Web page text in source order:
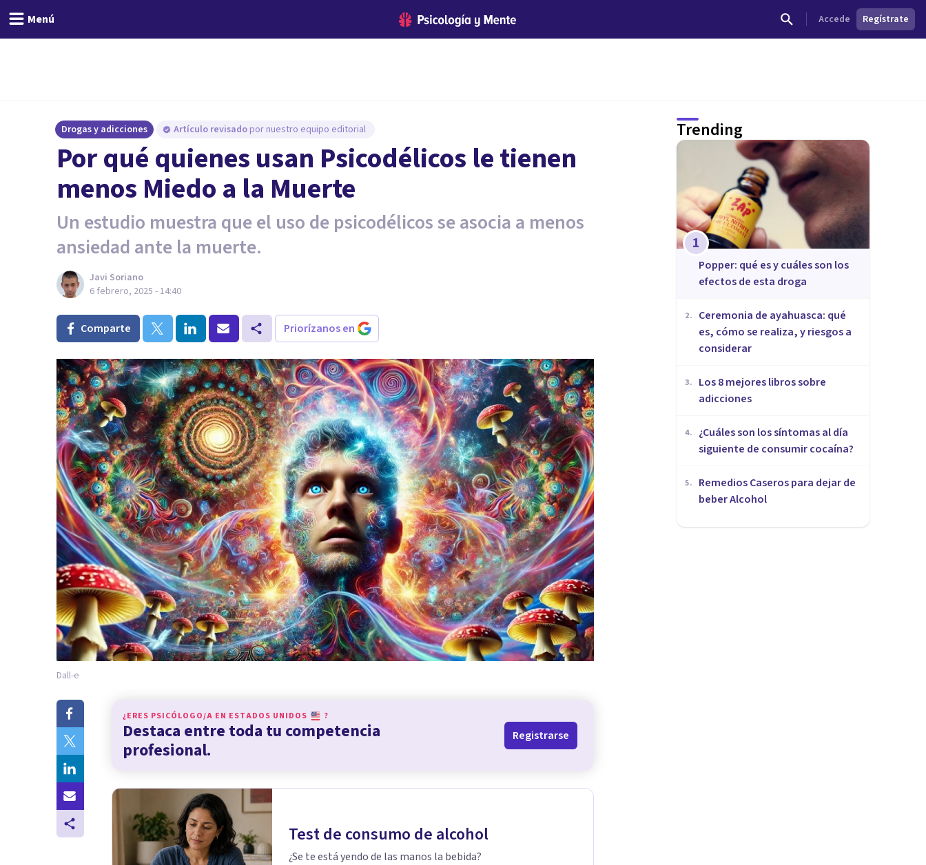
Menú Accede Regístrate
Drogas y adicciones Artículo revisado por nuestro equipo editorial
Por qué quienes usan Psicodélicos le tienen
menos Miedo a la Muerte
Un estudio muestra que el uso de psicodélicos se asocia a menos
ansiedad ante la muerte.
Javi Soriano
6 febrero, 2025 - 14:40
Comparte Priorízanos en
Dall-e
¿ERES PSICÓLOGO/A EN ESTADOS UNIDOS ?
Destaca entre toda tu competencia
profesional.
Registrarse
Test de consumo de alcohol
¿Se te está yendo de las manos la bebida?
Trending
1
Popper: qué es y cuáles son los
efectos de esta droga
2.
Ceremonia de ayahuasca: qué
es, cómo se realiza, y riesgos a
considerar
3.
Los 8 mejores libros sobre
adicciones
4.
¿Cuáles son los síntomas al día
siguiente de consumir cocaína?
5.
Remedios Caseros para dejar de
beber Alcohol